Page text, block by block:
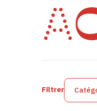
Filtres des
Filtrer